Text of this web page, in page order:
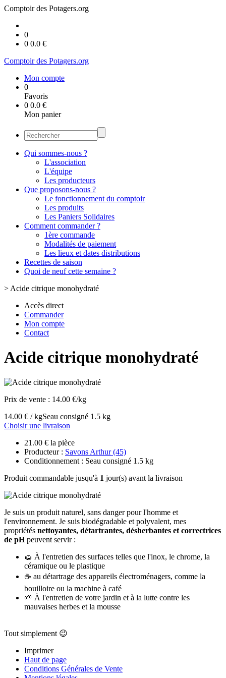
Comptoir des Potagers.org
0
0 0.0 €
Comptoir des Potagers.org
Mon compte
0
Favoris
0 0.0 €
Mon panier
Qui sommes-nous ?
L'association
L'équipe
Les producteurs
Que proposons-nous ?
Le fonctionnement du comptoir
Les produits
Les Paniers Solidaires
Comment commander ?
1ère commande
Modalités de paiement
Les lieux et dates distributions
Recettes de saison
Quoi de neuf cette semaine ?
> Acide citrique monohydraté
Accès direct
Commander
Mon compte
Contact
Acide citrique monohydraté
Prix de vente : 14.00 €/kg
14.00 € / kgSeau consigné 1.5 kg
Choisir une livraison
21.00 € la pièce
Producteur : Savons Arthur (45)
Conditionnement : Seau consigné 1.5 kg
Produit commandable jusqu'à 1 jour(s) avant la livraison
Je suis un produit naturel, sans danger pour l'homme et
l'environnement. Je suis biodégradable et polyvalent, mes
propriétés nettoyantes, détartrantes, désherbantes et correctrices
de pHpeuvent servir :
🧽 À l'entretien des surfaces telles que l'inox, le chrome, la
céramique ou le plastique
☕ au détartrage des appareils électroménagers, comme la
bouilloire ou la machine à café
🌱 À l'entretien de votre jardin et à la lutte contre les
mauvaises herbes et la mousse
Tout simplement 😉
Imprimer
Haut de page
Conditions Générales de Vente